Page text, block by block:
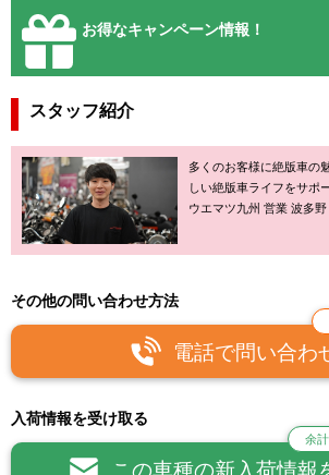
お得なキャンペーン情報！
スタッフ紹介
多くのお客様に絶版車の
しい絶版車ライフをサポ
ウエマツ九州 営業 波多野
その他の問い合わせ方法
電話で問い合わ
入荷情報を受け取る
この車種の新入荷情報
余